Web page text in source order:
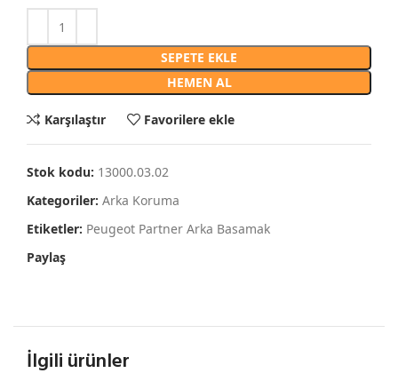
SEPETE EKLE
HEMEN AL
Karşılaştır Favorilere ekle
Stok kodu: 13000.03.02
Kategoriler: Arka Koruma
Etiketler: Peugeot Partner Arka Basamak
Paylaş
İlgili ürünler